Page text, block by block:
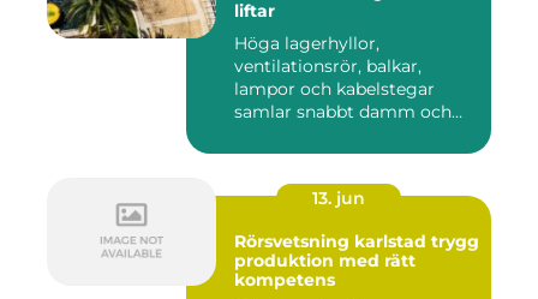
liftar
Höga lagerhyllor,
ventilationsrör, balkar,
lampor och kabelstegar
samlar snabbt damm och
13. jun
Rörsvetsning karlstad trygg
produktion med rätt
kompetens